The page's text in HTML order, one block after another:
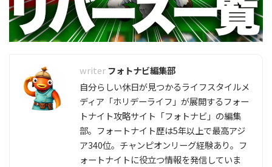
フォトナビ編集部
自分らしい休日が見つかるライフスタイルメ
ディア「ホリデーライフ」が展開するフォー
トナイト攻略サイト「フォトナビ」の編集
部。フォートナイト歴は5年以上で最高アジ
ア340位。チャンピオンリーグ経験あり。フ
ォートナイトに役立つ情報を発信していま